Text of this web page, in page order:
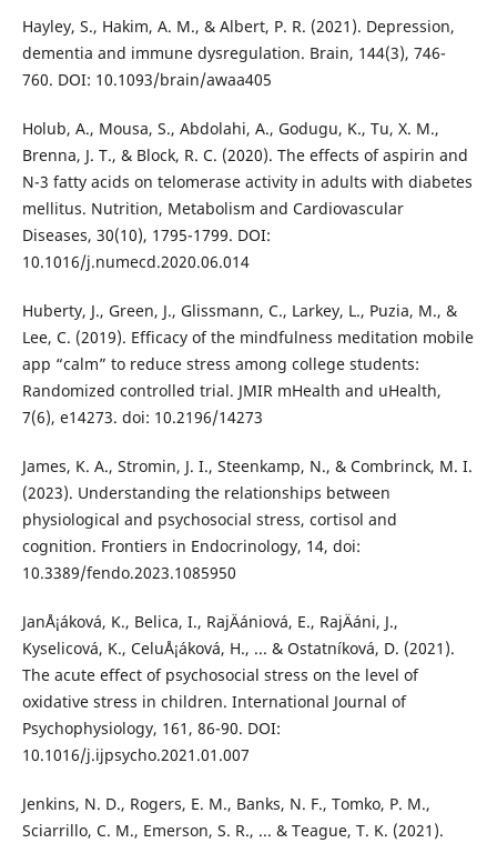
Hayley, S., Hakim, A. M., & Albert, P. R. (2021). Depression,
dementia and immune dysregulation. Brain, 144(3), 746-
760. DOI: 10.1093/brain/awaa405
Holub, A., Mousa, S., Abdolahi, A., Godugu, K., Tu, X. M.,
Brenna, J. T., & Block, R. C. (2020). The effects of aspirin and
N-3 fatty acids on telomerase activity in adults with diabetes
mellitus. Nutrition, Metabolism and Cardiovascular
Diseases, 30(10), 1795-1799. DOI:
10.1016/j.numecd.2020.06.014
Huberty, J., Green, J., Glissmann, C., Larkey, L., Puzia, M., &
Lee, C. (2019). Efficacy of the mindfulness meditation mobile
app “calm” to reduce stress among college students:
Randomized controlled trial. JMIR mHealth and uHealth,
7(6), e14273. doi: 10.2196/14273
James, K. A., Stromin, J. I., Steenkamp, N., & Combrinck, M. I.
(2023). Understanding the relationships between
physiological and psychosocial stress, cortisol and
cognition. Frontiers in Endocrinology, 14, doi:
10.3389/fendo.2023.1085950
JanÅ¡áková, K., Belica, I., RajÄániová, E., RajÄáni, J.,
Kyselicová, K., CeluÅ¡áková, H., ... & Ostatníková, D. (2021).
The acute effect of psychosocial stress on the level of
oxidative stress in children. International Journal of
Psychophysiology, 161, 86-90. DOI:
10.1016/j.ijpsycho.2021.01.007
Jenkins, N. D., Rogers, E. M., Banks, N. F., Tomko, P. M.,
Sciarrillo, C. M., Emerson, S. R., ... & Teague, T. K. (2021).